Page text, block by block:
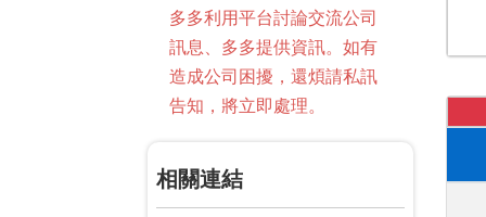
多多利用平台討論交流公司
訊息、多多提供資訊。如有
造成公司困擾，還煩請私訊
告知，將立即處理。
相關連結